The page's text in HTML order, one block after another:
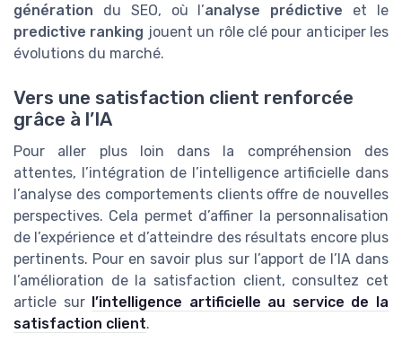
génération du SEO, où l’analyse prédictive et le
predictive ranking jouent un rôle clé pour anticiper les
évolutions du marché.
Vers une satisfaction client renforcée
grâce à l’IA
Pour aller plus loin dans la compréhension des
attentes, l’intégration de l’intelligence artificielle dans
l’analyse des comportements clients offre de nouvelles
perspectives. Cela permet d’affiner la personnalisation
de l’expérience et d’atteindre des résultats encore plus
pertinents. Pour en savoir plus sur l’apport de l’IA dans
l’amélioration de la satisfaction client, consultez cet
article sur l’intelligence artificielle au service de la
satisfaction client.